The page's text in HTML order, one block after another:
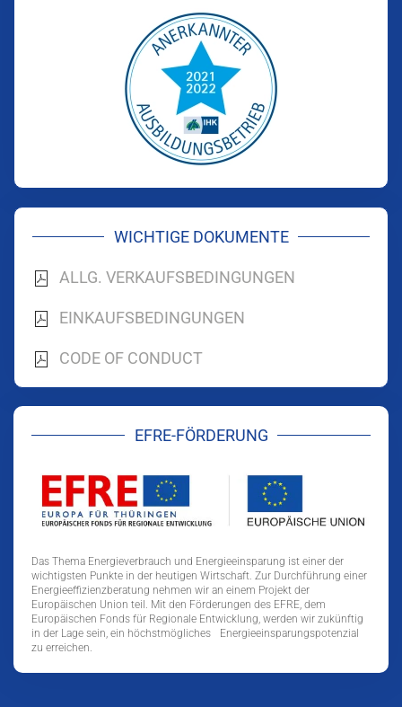
WICHTIGE DOKUMENTE
ALLG. VERKAUFSBEDINGUNGEN
EINKAUFSBEDINGUNGEN
CODE OF CONDUCT
EFRE-FÖRDERUNG
Das Thema Energieverbrauch und Energieeinsparung ist einer der
wichtigsten Punkte in der heutigen Wirtschaft. Zur Durchführung einer
Energieeffizienzberatung nehmen wir an einem Projekt der
Europäischen Union teil. Mit den Förderungen des EFRE, dem
Europäischen Fonds für Regionale Entwicklung, werden wir zukünftig
in der Lage sein, ein höchstmögliches Energieeinsparungspotenzial
zu erreichen.